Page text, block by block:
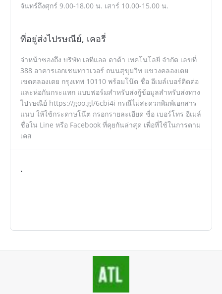
จันทร์ถึงศุกร์ 9.00-18.00 น. เสาร์ 10.00-15.00 น.
ที่อยู่ส่งไปรษณีย์, เคอรี่
จ่าหน้าซองถึง บริษัท เอทีแอล ดาต้า เทคโนโลยี จำกัด เลขที่
388 อาคารเอกเชนทาวเวอร์ ถนนสุขุมวิท แขวงคลองเตย
เขตคลองเตย กรุงเทพ 10110 พร้อมโน๊ต ชื่อ อีเมล์เบอร์ติดต่อ
และห่อกันกระแทก แบบฟอร์มสำหรับส่งกู้ข้อมูลสำหรับส่งทาง
ไปรษณีย์ https://goo.gl/6cbi4i กรณีไม่สะดวกพิมพ์เอกสาร
แนบ ให้ใช้กระดาษโน๊ต กรอกรายละเอียด ชื่อ เบอร์โทร อีเมล์
ชื่อใน Line หรือ Facebook ที่คุยกันล่าสุด เพื่อที่ใช้ในการตาม
เคส
.